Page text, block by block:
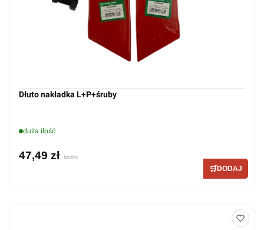
Dłuto nakładka L+P+śruby
duża ilość
47,49 zł